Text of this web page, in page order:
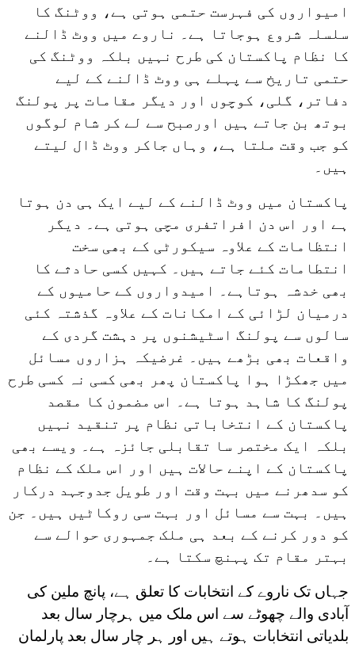
امیواروں کی فہرست حتمی ہوتی ہے، ووٹنگ کا
سلسلہ شروع ہوجاتا ہے۔ ناروے میں ووٹ ڈالنے
کا نظام پاکستان کی طرح نہیں بلکہ ووٹنگ کی
حتمی تاریخ سے پہلے ہی ووٹ ڈالنے کے لیے
دفاتر، گلی، کوچوں اور دیگر مقامات پر پولنگ
بوتھ بن جاتے ہیں اورصبح سے لے کر شام لوگوں
کو جب وقت ملتا ہے، وہاں جاکر ووٹ ڈال لیتے
ہیں۔
پاکستان میں ووٹ ڈالنے کے لیے ایک ہی دن ہوتا
ہے اور اس دن افراتفری مچی ہوتی ہے۔ دیگر
انتظامات کے علاوہ سیکورٹی کے بھی سخت
انتطامات کئے جاتے ہیں۔ کہیں کسی حادثے کا
بھی خدشہ ہوتاہے۔ امیدواروں کے حامیوں کے
درمیان لڑائی کے امکانات کے علاوہ گذشتہ کئی
سالوں سے پولنگ اسٹیشنوں پر دہشت گردی کے
واقعات بھی بڑھے ہیں۔ غرضیکہ ہزاروں مسائل
میں جھکڑا ہوا پاکستان پھر بھی کسی نہ کسی طرح
پولنگ کا شاہد ہوتا ہے۔ اس مضمون کا مقصد
پاکستان کے انتخاباتی نظام پر تنقید نہیں
بلکہ ایک مختصر سا تقابلی جائزہ ہے۔ ویسے بھی
پاکستان کے اپنے حالات ہیں اور اس ملک کے نظام
کو سدھرنے میں بہت وقت اور طویل جدوجہد درکار
ہیں۔ بہت سے مسائل اور بہت سی روکاٹیں ہیں۔ جن
کو دور کرنے کے بعد ہی ملک جمہوری حوالے سے
بہتر مقام تک پہنچ سکتا ہے۔
جہاں تک ناروے کے انتخابات کا تعلق ہے، پانچ ملین کی
آبادی والے چھوٹے سے اس ملک میں ہرچار سال بعد
بلدیاتی انتخابات ہوتے ہیں اور ہر چار سال بعد پارلمان